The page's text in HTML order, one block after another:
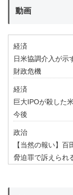
動画
経済
日米協調介入が示
財政危機
経済
巨大IPOが殺した
今後
政治
【当然の報い】
脅迫罪で訴えられ